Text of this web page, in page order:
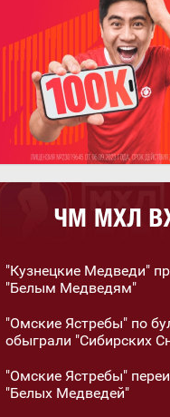
"Кузнецкие Медведи"
"Белым Медведям"
"Омские Ястребы" по
обыграли "Сибирских
"Омские Ястребы"
"Белых Медведей"